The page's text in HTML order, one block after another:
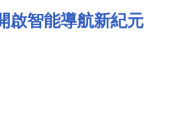
啟智能導航新紀元